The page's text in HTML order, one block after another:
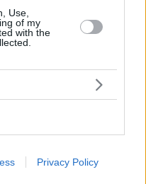
Use,
of my
with the
Privacy Policy
χιόνια
στο Google News